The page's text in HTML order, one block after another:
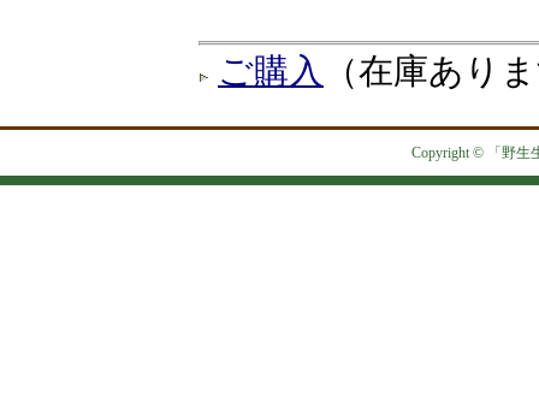
ご購入 （在庫あり
Copyright © 「野生